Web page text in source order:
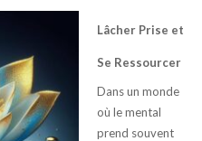
Lâcher Prise et
Se Ressourcer
Dans un monde
où le mental
prend souvent